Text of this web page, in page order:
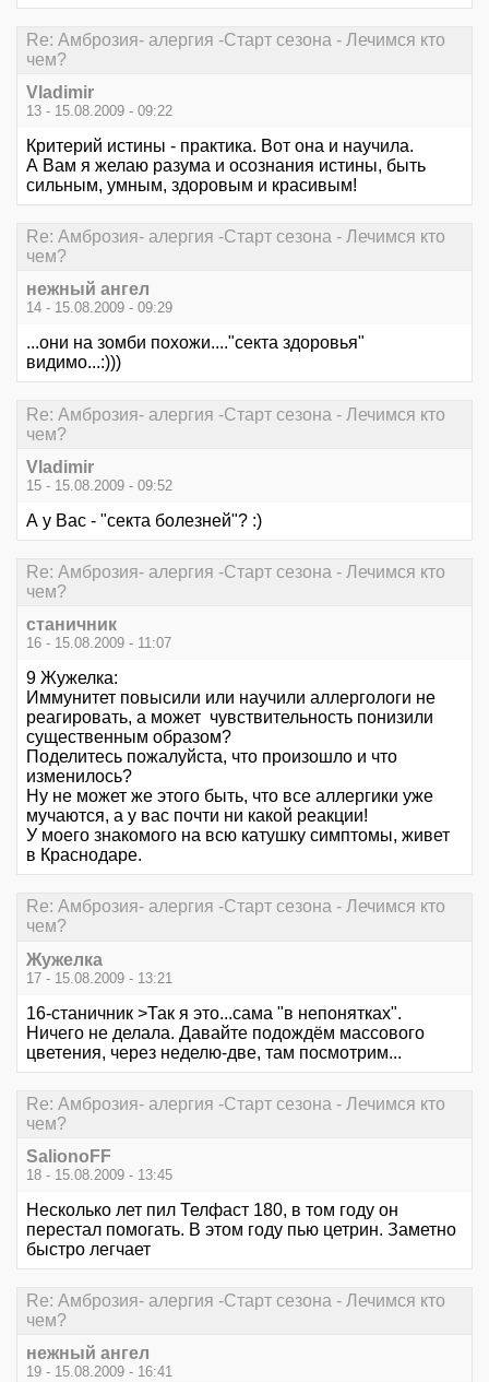
Re: Амброзия- алергия -Старт сезона - Лечимся кто
чем?
Vladimir
13 - 15.08.2009 - 09:22
Критерий истины - практика. Вот она и научила.
А Вам я желаю разума и осознания истины, быть
сильным, умным, здоровым и красивым!
Re: Амброзия- алергия -Старт сезона - Лечимся кто
чем?
нежный ангел
14 - 15.08.2009 - 09:29
...они на зомби похожи...."секта здоровья"
видимо...:)))
Re: Амброзия- алергия -Старт сезона - Лечимся кто
чем?
Vladimir
15 - 15.08.2009 - 09:52
А у Вас - "секта болезней"? :)
Re: Амброзия- алергия -Старт сезона - Лечимся кто
чем?
станичник
16 - 15.08.2009 - 11:07
9 Жужелка:
Иммунитет повысили или научили аллергологи не
реагировать, а может чувствительность понизили
существенным образом?
Поделитесь пожалуйста, что произошло и что
изменилось?
Ну не может же этого быть, что все аллергики уже
мучаются, а у вас почти ни какой реакции!
У моего знакомого на всю катушку симптомы, живет
в Краснодаре.
Re: Амброзия- алергия -Старт сезона - Лечимся кто
чем?
Жужелка
17 - 15.08.2009 - 13:21
16-станичник >Так я это...сама "в непонятках".
Ничего не делала. Давайте подождём массового
цветения, через неделю-две, там посмотрим...
Re: Амброзия- алергия -Старт сезона - Лечимся кто
чем?
SalionoFF
18 - 15.08.2009 - 13:45
Несколько лет пил Телфаст 180, в том году он
перестал помогать. В этом году пью цетрин. Заметно
быстро легчает
Re: Амброзия- алергия -Старт сезона - Лечимся кто
чем?
нежный ангел
19 - 15.08.2009 - 16:41